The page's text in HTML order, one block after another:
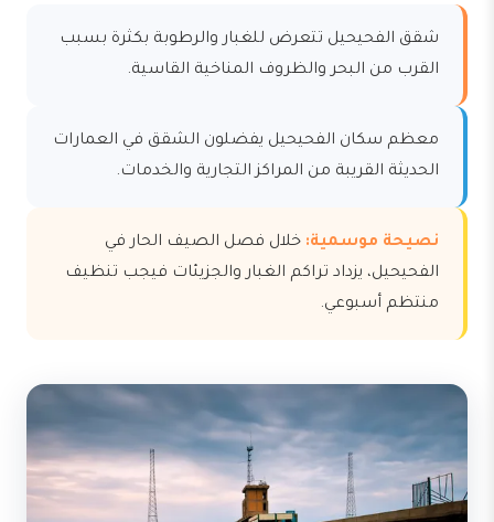
شقق الفحيحيل تتعرض للغبار والرطوبة بكثرة بسبب
القرب من البحر والظروف المناخية القاسية.
معظم سكان الفحيحيل يفضلون الشقق في العمارات
الحديثة القريبة من المراكز التجارية والخدمات.
نصيحة موسمية: خلال فصل الصيف الحار في
الفحيحيل، يزداد تراكم الغبار والجزيئات فيجب تنظيف
منتظم أسبوعي.